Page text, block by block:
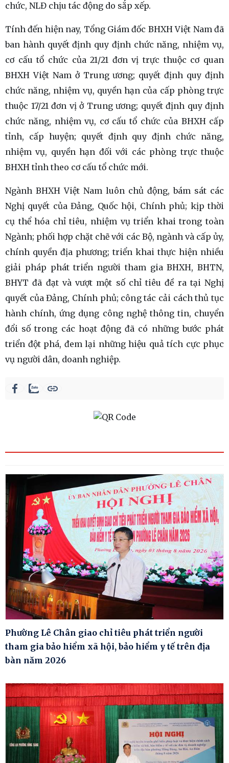
chức, NLĐ chịu tác động do sắp xếp.
Tính đến hiện nay, Tổng Giám đốc BHXH Việt Nam đã
ban hành quyết định quy định chức năng, nhiệm vụ,
cơ cấu tổ chức của 21/21 đơn vị trực thuộc cơ quan
BHXH Việt Nam ở Trung ương; quyết định quy định
chức năng, nhiệm vụ, quyền hạn của cấp phòng trực
thuộc 17/21 đơn vị ở Trung ương; quyết định quy định
chức năng, nhiệm vụ, cơ cấu tổ chức của BHXH cấp
tỉnh, cấp huyện; quyết định quy định chức năng,
nhiệm vụ, quyền hạn đối với các phòng trực thuộc
BHXH tỉnh theo cơ cấu tổ chức mới.
Ngành BHXH Việt Nam luôn chủ động, bám sát các
Nghị quyết của Đảng, Quốc hội, Chính phủ; kịp thời
cụ thể hóa chỉ tiêu, nhiệm vụ triển khai trong toàn
Ngành; phối hợp chặt chẽ với các Bộ, ngành và cấp ủy,
chính quyền địa phương; triển khai thực hiện nhiều
giải pháp phát triển người tham gia BHXH, BHTN,
BHYT đã đạt và vượt một số chỉ tiêu đề ra tại Nghị
quyết của Đảng, Chính phủ; công tác cải cách thủ tục
hành chính, ứng dụng công nghệ thông tin, chuyển
đổi số trong các hoạt động đã có những bước phát
triển đột phá, đem lại những hiệu quả tích cực phục
vụ người dân, doanh nghiệp.
Phường Lê Chân giao chỉ tiêu phát triển người
tham gia bảo hiểm xã hội, bảo hiểm y tế trên địa
bàn năm 2026